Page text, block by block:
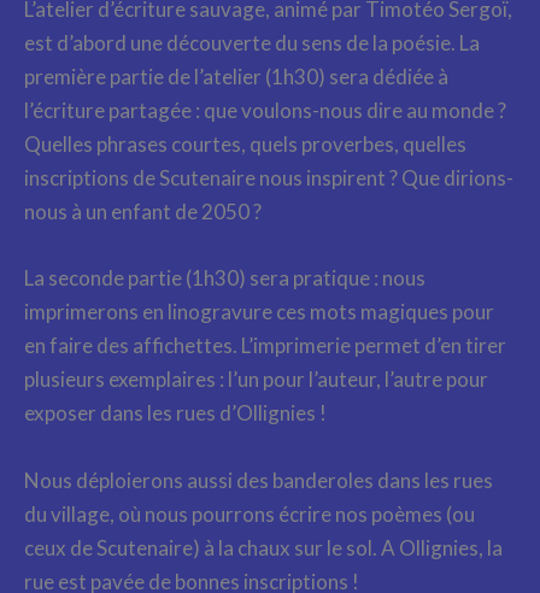
L’atelier d’écriture sauvage, animé par Timotéo Sergoï,
est d’abord une découverte du sens de la poésie. La
première partie de l’atelier (1h30) sera dédiée à
l’écriture partagée : que voulons-nous dire au monde ?
Quelles phrases courtes, quels proverbes, quelles
inscriptions de Scutenaire nous inspirent ? Que dirions-
nous à un enfant de 2050 ?
La seconde partie (1h30) sera pratique : nous
imprimerons en linogravure ces mots magiques pour
en faire des affichettes. L’imprimerie permet d’en tirer
plusieurs exemplaires : l’un pour l’auteur, l’autre pour
exposer dans les rues d’Ollignies !
Nous déploierons aussi des banderoles dans les rues
du village, où nous pourrons écrire nos poèmes (ou
ceux de Scutenaire) à la chaux sur le sol. A Ollignies, la
rue est pavée de bonnes inscriptions !